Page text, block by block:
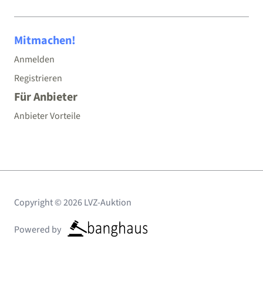
Mitmachen!
Anmelden
Registrieren
Für Anbieter
Anbieter Vorteile
Copyright © 2026 LVZ-Auktion
Powered by